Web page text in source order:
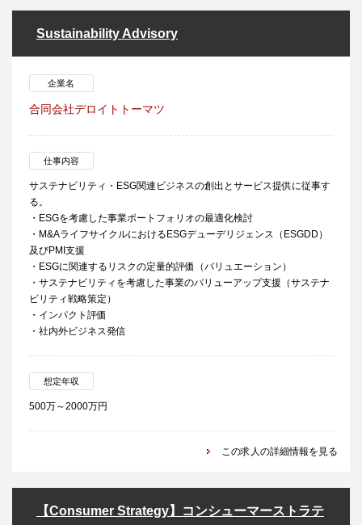
Sustainability Advisory
企業名
合同会社デロイトトーマツ
仕事内容
サステナビリティ・ESG関連ビジネスの創出とサービス提供に従事す
る。
・ESGを考慮した事業ポートフォリオの最適化検討
・M&AライフサイクルにおけるESGデューデリジェンス（ESGDD）
及びPMI支援
・ESGに関連するリスクの定量的評価（バリュエーション）
・サステナビリティを考慮した事業のバリューアップ支援（サステナ
ビリティ戦略策定）
・インパクト評価
・社内外ビジネス発信
想定年収
500万～2000万円
この求人の詳細情報を見る
【Consumer Strategy】コンシューマーストラテ